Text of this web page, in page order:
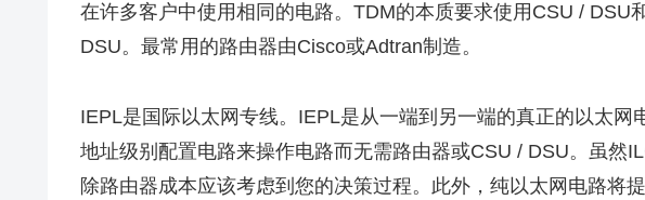
在许多客户中使用相同的电路。TDM的本质要求使用CSU / DSU
DSU。最常用的路由器由Cisco或Adtran制造。
IEPL是国际以太网专线。IEPL是从一端到另一端的真正的以太网
地址级别配置电路来操作电路而无需路由器或CSU / DSU。虽然
除路由器成本应该考虑到您的决策过程。此外，纯以太网电路将